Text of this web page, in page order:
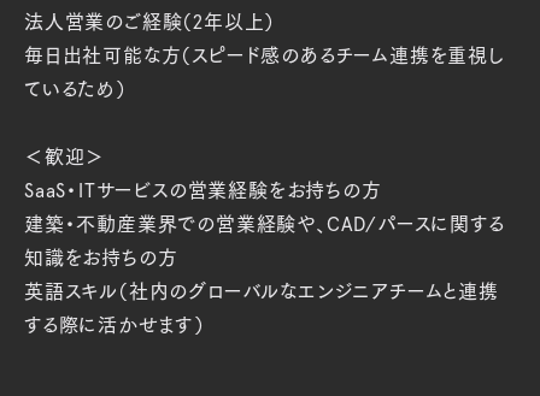
法人営業のご経験（2年以上）
毎日出社可能な方（スピード感のあるチーム連携を重視し
ているため）
＜歓迎＞
SaaS・ITサービスの営業経験をお持ちの方
建築・不動産業界での営業経験や、CAD/パースに関する
知識をお持ちの方
英語スキル（社内のグローバルなエンジニアチームと連携
する際に活かせます）